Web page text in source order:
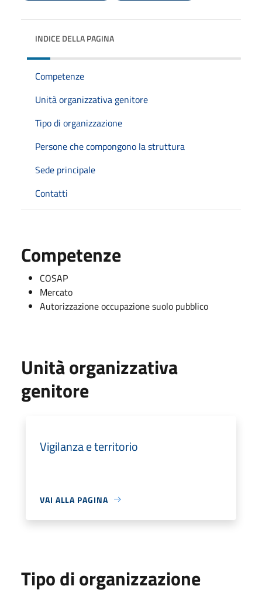
INDICE DELLA PAGINA
Competenze
Unità organizzativa genitore
Tipo di organizzazione
Persone che compongono la struttura
Sede principale
Contatti
Competenze
COSAP
Mercato
Autorizzazione occupazione suolo pubblico
Unità organizzativa
genitore
Vigilanza e territorio
VAI ALLA PAGINA
Tipo di organizzazione